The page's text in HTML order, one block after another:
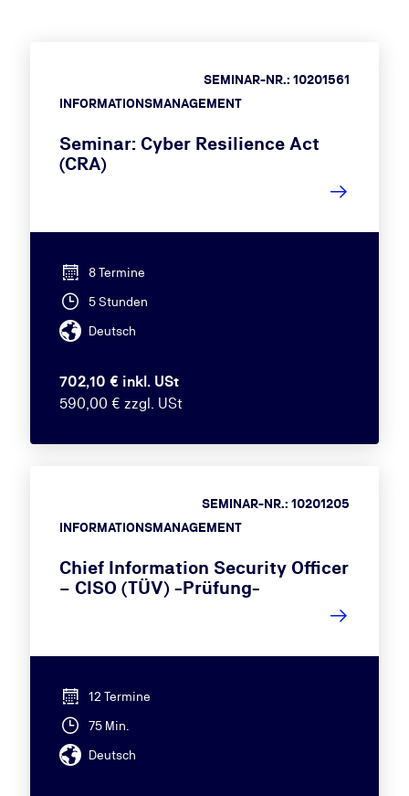
INFORMATIONSMANAGEMENT
SEMINAR-NR.: 10201561
Seminar: Cyber Resilience Act
(CRA)
8 Termine
5 Stunden
Deutsch
702,10 € inkl. USt
590,00 € zzgl. USt
INFORMATIONSMANAGEMENT
SEMINAR-NR.: 10201205
Chief Information Security Officer
– CISO (TÜV) -Prüfung-
12 Termine
75 Min.
Deutsch